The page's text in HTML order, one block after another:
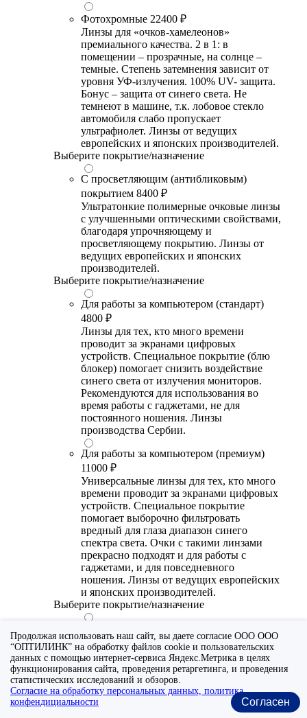
Фотохромные 22400 ₽
Линзы для «очков-хамелеонов»
премиального качества. 2 в 1: в
помещении – прозрачные, на солнце –
темные. Степень затемнения зависит от
уровня УФ-излучения. 100% UV- защита.
Бонус – защита от синего света. Не
темнеют в машине, т.к. лобовое стекло
автомобиля слабо пропускает
ультрафиолет. Линзы от ведущих
европейских и японских производителей.
Выберите покрытие/назначение
С просветляющим (антибликовым)
покрытием 8400 ₽
Ультратонкие полимерные очковые линзы
с улучшенными оптическими свойствами,
благодаря упрочняющему и
просветляющему покрытию. Линзы от
ведущих европейских и японских
производителей.
Выберите покрытие/назначение
Для работы за компьютером (стандарт)
4800 ₽
Линзы для тех, кто много времени
проводит за экранами цифровых
устройств. Специальное покрытие (блю
блокер) помогает снизить воздействие
синего света от излучения мониторов.
Рекомендуются для использования во
время работы с гаджетами, не для
постоянного ношения. Линзы
производства Сербии.
Для работы за компьютером (премиум)
11000 ₽
Универсальные линзы для тех, кто много
времени проводит за экранами цифровых
устройств. Специальное покрытие
помогает выборочно фильтровать
вредный для глаза диапазон синего
спектра света. Очки с такими линзами
прекрасно подходят и для работы с
гаджетами, и для повседневного
ношения. Линзы от ведущих европейских
и японских производителей.
Выберите покрытие/назначение
6700 ₽
Утонченные линзы для тех, кто много
времени проводит за экранами цифровых
устройств. Специальное покрытие (блю
блокер) помогает снизить воздействие
синего света от излучения мониторов.
Продолжая использовать наш сайт, вы даете согласие ООО ООО
“ОПТИЛИНК” на обработку файлов cookie и пользовательских
данных с помощью интернет-сервиса Яндекс.Метрика в целях
функционирования сайта, проведения ретаргетинга, и проведения
статистических исследований и обзоров.
Согласие на обработку персональных данных, политика
конфендициальности
Согласен